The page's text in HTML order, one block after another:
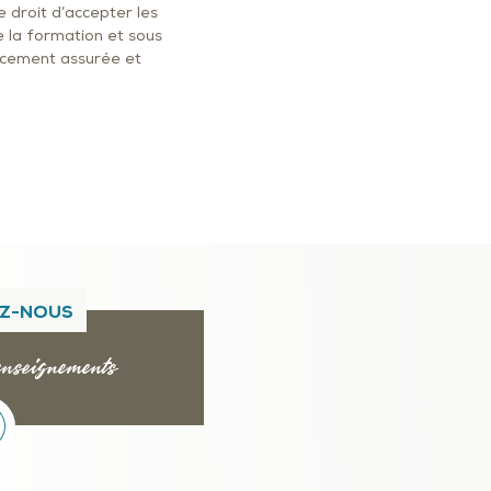
droit d’accepter les
la formation et sous
assurée et
NOUS